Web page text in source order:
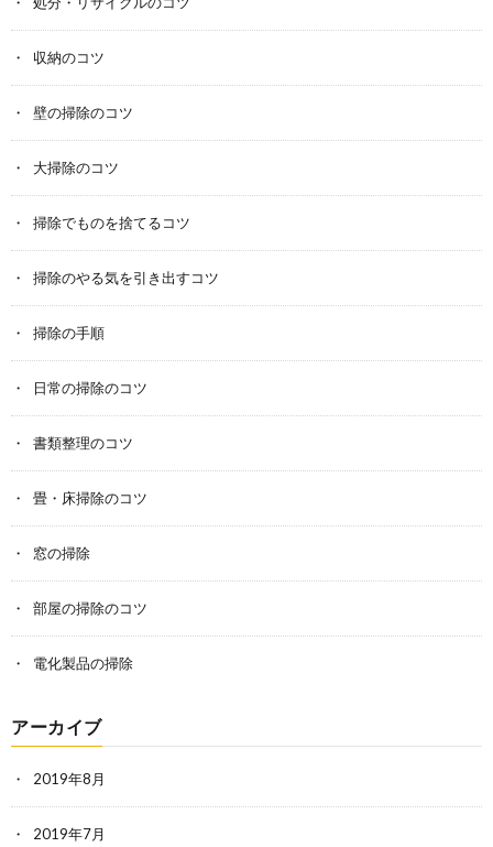
収納のコツ
壁の掃除のコツ
大掃除のコツ
掃除でものを捨てるコツ
掃除のやる気を引き出すコツ
掃除の手順
日常の掃除のコツ
書類整理のコツ
畳・床掃除のコツ
窓の掃除
部屋の掃除のコツ
電化製品の掃除
アーカイブ
2019年8月
2019年7月